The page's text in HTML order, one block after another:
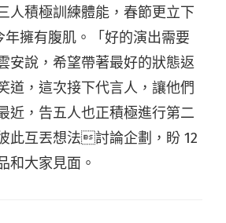
人積極訓練體能，春節更立下
擁有腹肌。「好的演出需要
安說，希望帶著最好的狀態返
道，這次接下代言人，讓他們
近，告五人也正積極進行第二
此互丟想法討論企劃，盼 12
和大家見面。